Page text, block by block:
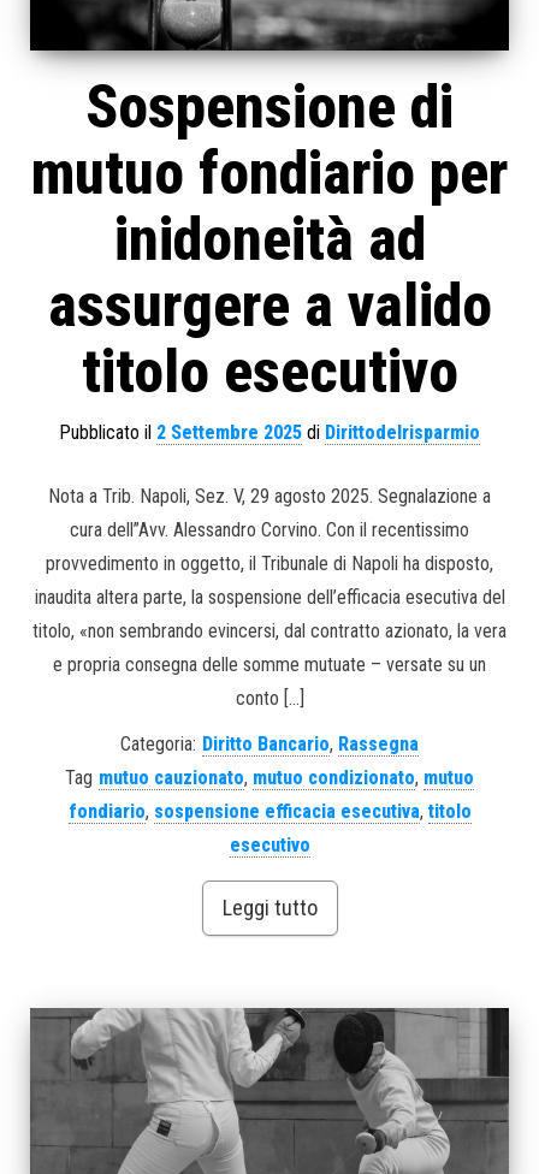
Sospensione di
mutuo fondiario per
inidoneità ad
assurgere a valido
titolo esecutivo
Pubblicato il 2 Settembre 2025 di Dirittodelrisparmio
Nota a Trib. Napoli, Sez. V, 29 agosto 2025. Segnalazione a
cura dell”Avv. Alessandro Corvino. Con il recentissimo
provvedimento in oggetto, il Tribunale di Napoli ha disposto,
inaudita altera parte, la sospensione dell’efficacia esecutiva del
titolo, «non sembrando evincersi, dal contratto azionato, la vera
e propria consegna delle somme mutuate – versate su un
conto […]
Categoria: Diritto Bancario, Rassegna
Tag mutuo cauzionato, mutuo condizionato, mutuo
fondiario, sospensione efficacia esecutiva, titolo
esecutivo
Leggi tutto